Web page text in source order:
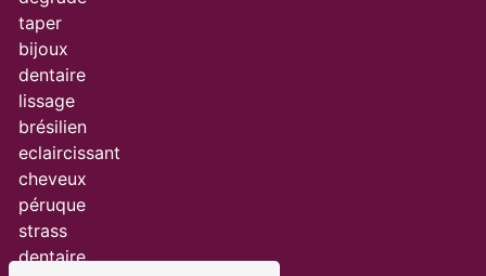
taper
bijoux
dentaire
lissage
brésilien
eclaircissant
cheveux
péruque
strass
dentaire